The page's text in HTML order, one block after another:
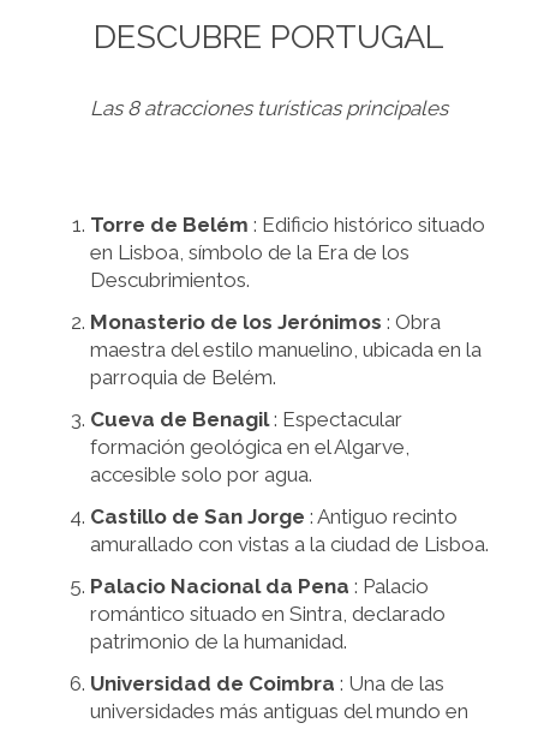
DESCUBRE PORTUGAL
Las 8 atracciones turísticas principales
Torre de Belém : Edificio histórico situado
en Lisboa, símbolo de la Era de los
Descubrimientos.
Monasterio de los Jerónimos : Obra
maestra del estilo manuelino, ubicada en la
parroquia de Belém.
Cueva de Benagil: Espectacular
formación geológica en el Algarve,
accesible solo por agua.
Castillo de San Jorge : Antiguo recinto
amurallado con vistas a la ciudad de Lisboa.
Palacio Nacional da Pena : Palacio
romántico situado en Sintra, declarado
patrimonio de la humanidad.
Universidad de Coimbra : Una de las
universidades más antiguas del mundo en